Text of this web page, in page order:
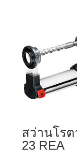
สว่านโรต
23 REA